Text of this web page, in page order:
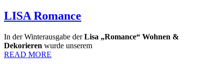
LISA Romance
In der Winterausgabe derLisa „Romance“ Wohnen &
Dekorieren wurde unserem
READ MORE